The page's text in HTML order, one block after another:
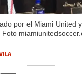
por el Miami United